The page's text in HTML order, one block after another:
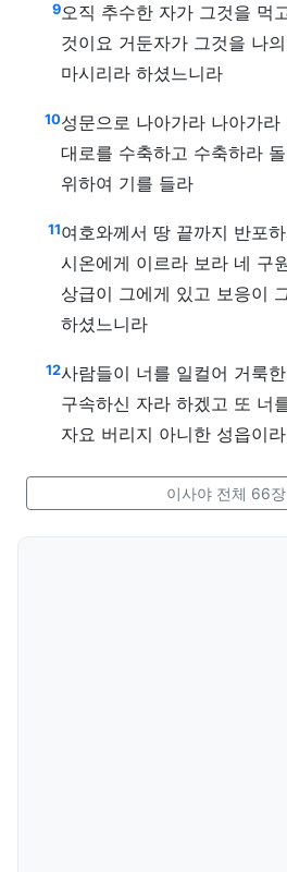
9오직 추수한 자가 그것을 먹
것이요 거둔자가 그것을 나
마시리라 하셨느니라
10성문으로 나아가라 나아가
대로를 수축하고 수축하라
위하여 기를 들라
11여호와께서 땅 끝까지 반포
시온에게 이르라 보라 네 구
상급이 그에게 있고 보응이
하셨느니라
12사람들이 너를 일컬어 거룩
구속하신 자라 하겠고 또 너
자요 버리지 아니한 성읍이
이사야 전체 66